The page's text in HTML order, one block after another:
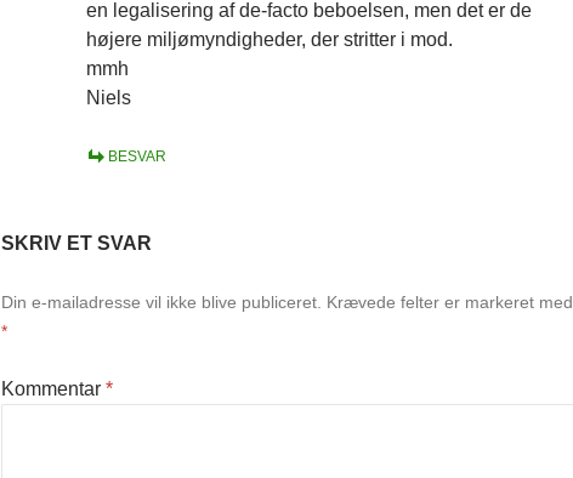
en legalisering af de-facto beboelsen, men det er de
højere miljømyndigheder, der stritter i mod.
mmh
Niels
BESVAR
SKRIV ET SVAR
Din e-mailadresse vil ikke blive publiceret. Krævede felter er markeret med
*
Kommentar *